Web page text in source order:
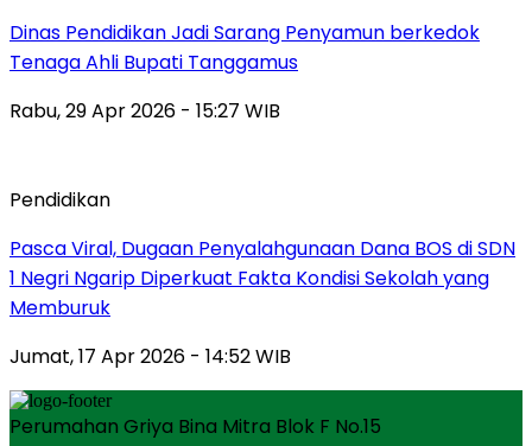
Dinas Pendidikan Jadi Sarang Penyamun berkedok
Tenaga Ahli Bupati Tanggamus
Rabu, 29 Apr 2026 - 15:27 WIB
Pendidikan
Pasca Viral, Dugaan Penyalahgunaan Dana BOS di SDN
1 Negri Ngarip Diperkuat Fakta Kondisi Sekolah yang
Memburuk
Jumat, 17 Apr 2026 - 14:52 WIB
Perumahan Griya Bina Mitra Blok F No.15